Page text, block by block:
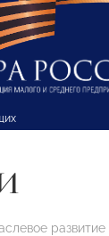
развитие